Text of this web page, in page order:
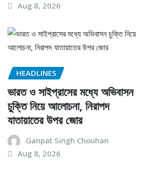
Aug 8, 2026
HEADLINES
ভারত ও সাইপ্রাসের মধ্যে অভিবাসন
চুক্তি নিয়ে আলোচনা, নিরাপদ
যাতায়াতের উপর জোর
Ganpat Singh Chouhan
Aug 8, 2026